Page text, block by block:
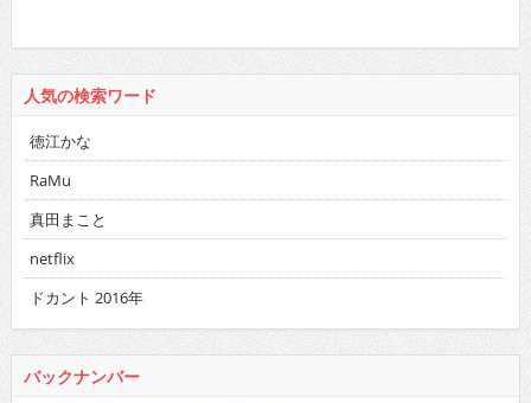
徳江かな
RaMu
真田まこと
ドカント 2016年
バックナンバー
2026:01 02 03 04 05 06
07
08
09 10 11
12